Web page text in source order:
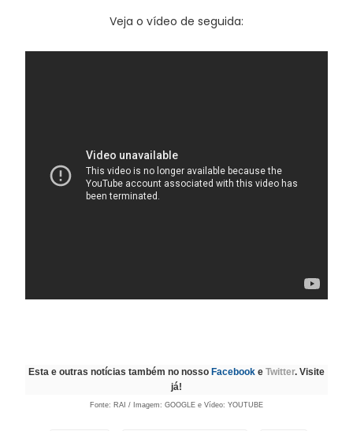
Veja o vídeo de seguida:
Esta e outras notícias também no nosso Facebook e Twitter. Visite
já!
Fonte: RAI / Imagem: GOOGLE e Vídeo: YOUTUBE